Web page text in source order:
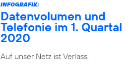
INFOGRAFIK:
Datenvolumen und
Telefonie im 1. Quartal
2020
Auf unser Netz ist Verlass.